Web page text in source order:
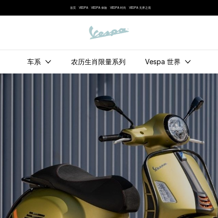
首页 VESPA VESPA 体验 VESPA 时尚 VESPA 无界之境
车系
GTS GTV
农历生肖限量系列 Vespa 世界